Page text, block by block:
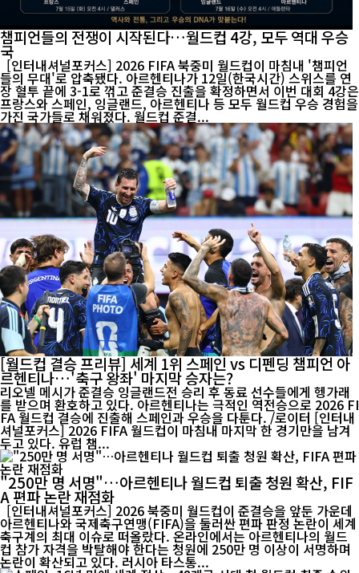
챔피언들의 전쟁이 시작된다…월드컵 4강, 모두 역대 우승
국
[인터내셔널포커스] 2026 FIFA 북중미 월드컵이 마침내 '챔피언
들의 무대'로 압축됐다. 아르헨티나가 12일(한국시간) 스위스를 연
장 혈투 끝에 3-1로 꺾고 준결승 진출을 확정하면서 이번 대회 4강은
프랑스와 스페인, 잉글랜드, 아르헨티나 등 모두 월드컵 우승 경험을
가진 국가들로 채워졌다. 월드컵 준결...
[월드컵 결승 프리뷰] 세계 1위 스페인 vs 디펜딩 챔피언 아
르헨티나…'축구 왕좌' 마지막 승자는?
리오넬 메시가 준결승 잉글랜드전 승리 후 동료 선수들에게 헹가래
를 받으며 환호하고 있다. 아르헨티나는 극적인 역전승으로 2026 FI
FA 월드컵 결승에 진출해 스페인과 우승을 다툰다. /로이터 [인터내
셔널포커스] 2026 FIFA 월드컵이 마침내 마지막 한 경기만을 남겨
두고 있다. 유럽 챔...
"250만 명 서명"…아르헨티나 월드컵 퇴출 청원 확산, FIF
A 편파 논란 재점화
[인터내셔널포커스] 2026 북중미 월드컵이 준결승을 앞둔 가운데
아르헨티나와 국제축구연맹(FIFA)을 둘러싼 편파 판정 논란이 세계
축구계의 최대 이슈로 떠올랐다. 온라인에서는 아르헨티나의 월드
컵 참가 자격을 박탈해야 한다는 청원에 250만 명 이상이 서명하며
논란이 확산되고 있다. 러시아 타스통...